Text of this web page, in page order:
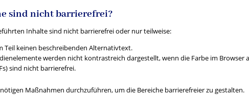
sind nicht barrierefrei?
Inhalte sind nicht barrierefrei oder nur teilweise:
Teil keinen beschreibenden Alternativtext.
werden nicht kontrastreich dargestellt, wenn die Farbe im Browser
sind nicht barrierefrei.
Maßnahmen durchzuführen, um die Bereiche barrierefreier zu gestalten.